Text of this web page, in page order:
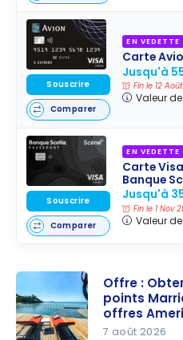
EN VEDETTE
Carte
Jusqu'à
Fin le 12
Valeur
Souscrire
Comparer
EN VEDETTE
Carte
Banque
Jusqu'à
Fin le 1 Nov
Valeur
Souscrire
Comparer
Offre :
points
offres
7 août 2026